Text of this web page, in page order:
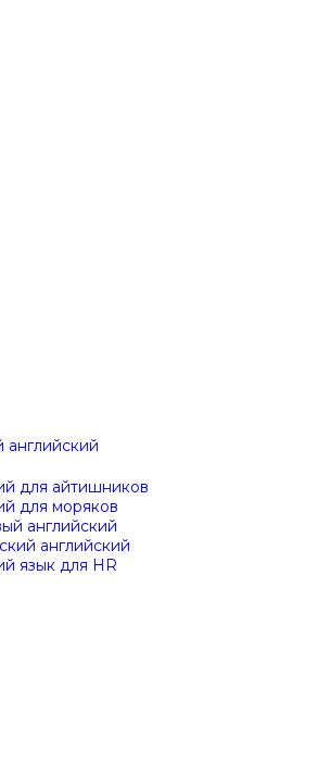
английский
для айтишников
для моряков
английский
английский
язык для HR